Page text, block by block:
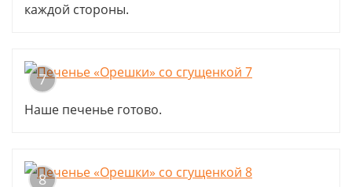
каждой стороны.
7
Наше печенье готово.
8